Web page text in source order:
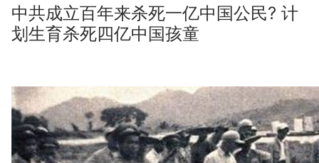
中共成立百年来杀死一亿中国公民? 计
划生育杀死四亿中国孩童